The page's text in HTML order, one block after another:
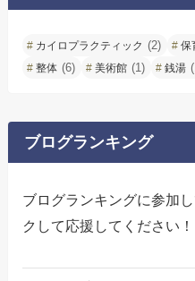
カイロプラクティック (2) 保
整体 (6) 美術館 (1) 銭湯
ブログランキング
ブログランキングに参加
クして応援してください！